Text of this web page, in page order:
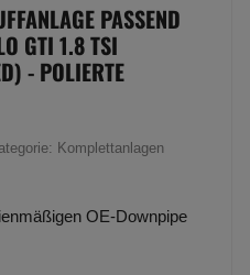
PASSEND
GTI 1.8 TSI
- POLIERTE
Komplettanlagen
OE-Downpipe